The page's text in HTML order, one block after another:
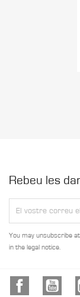
Rebeu les
You may unsubscribe
in the legal notice.
Facebook